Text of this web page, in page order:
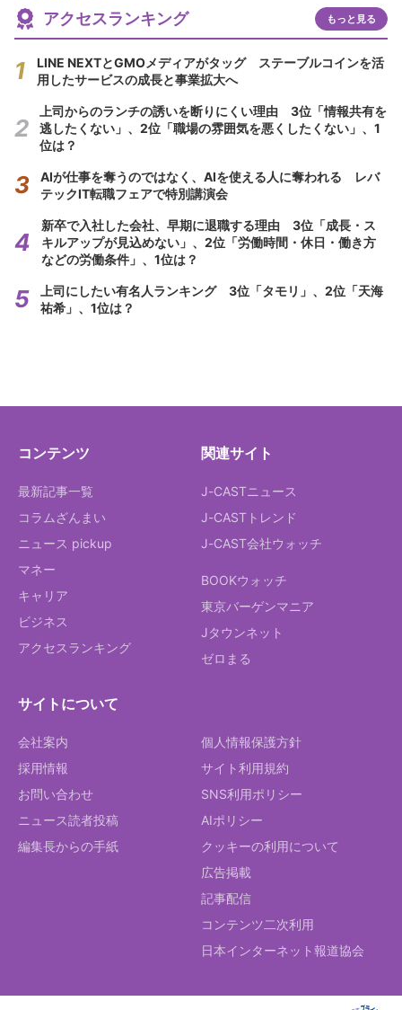
アクセスランキング もっと見る
LINE NEXTとGMOメディアがタッグ ステーブルコインを活
用したサービスの成長と事業拡大へ
上司からのランチの誘いを断りにくい理由 3位「情報共有を
逃したくない」、2位「職場の雰囲気を悪くしたくない」、1
位は？
AIが仕事を奪うのではなく、AIを使える人に奪われる レバ
テックIT転職フェアで特別講演会
新卒で入社した会社、早期に退職する理由 3位「成長・ス
キルアップが見込めない」、2位「労働時間・休日・働き方
などの労働条件」、1位は？
上司にしたい有名人ランキング 3位「タモリ」、2位「天海
祐希」、1位は？
コンテンツ
最新記事一覧
コラムざんまい
ニュース pickup
マネー
キャリア
ビジネス
アクセスランキング
関連サイト
J-CASTニュース
J-CASTトレンド
J-CAST会社ウォッチ
BOOKウォッチ
東京バーゲンマニア
Jタウンネット
ゼロまる
サイトについて
会社案内
採用情報
お問い合わせ
ニュース読者投稿
編集長からの手紙
個人情報保護方針
サイト利用規約
SNS利用ポリシー
AIポリシー
クッキーの利用について
広告掲載
記事配信
コンテンツ二次利用
日本インターネット報道協会